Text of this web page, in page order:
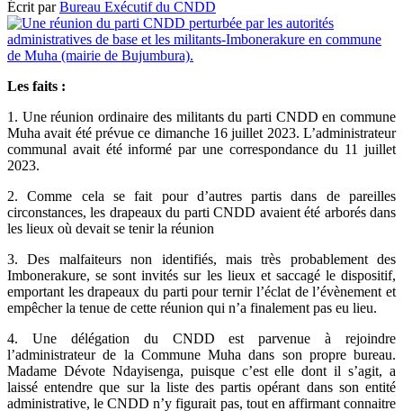
Écrit parBureau Exécutif du CNDD
Les faits :
1. Une réunion ordinaire des militants du parti CNDD en commune
Muha avait été prévue ce dimanche 16 juillet 2023. L’administrateur
communal avait été informé par une correspondance du 11 juillet
2023.
2. Comme cela se fait pour d’autres partis dans de pareilles
circonstances, les drapeaux du parti CNDD avaient été arborés dans
les lieux où devait se tenir la réunion
3. Des malfaiteurs non identifiés, mais très probablement des
Imbonerakure, se sont invités sur les lieux et saccagé le dispositif,
emportant les drapeaux du parti pour ternir l’éclat de l’évènement et
empêcher la tenue de cette réunion qui n’a finalement pas eu lieu.
4. Une délégation du CNDD est parvenue à rejoindre
l’administrateur de la Commune Muha dans son propre bureau.
Madame Dévote Ndayisenga, puisque c’est elle dont il s’agit, a
laissé entendre que sur la liste des partis opérant dans son entité
administrative, le CNDD n’y figurait pas, tout en affirmant connaitre